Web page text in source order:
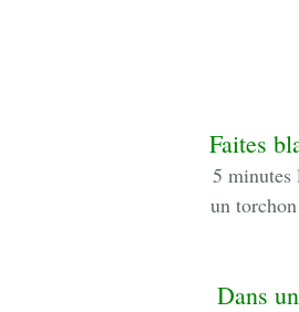
Faites
5 minutes
un
Dans